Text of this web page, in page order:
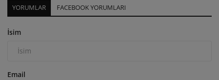
YORUMLAR FACEBOOK YORUMLARI
İsim
Email